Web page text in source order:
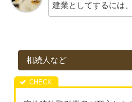
建業としてするには
相続人など